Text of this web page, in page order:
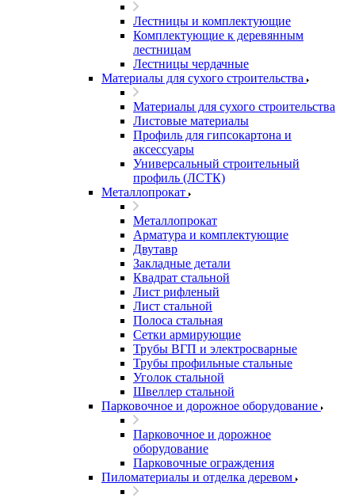
Лестницы и комплектующие
Комплектующие к деревянным
лестницам
Лестницы чердачные
Материалы для сухого строительства
Материалы для сухого строительства
Листовые материалы
Профиль для гипсокартона и
аксессуары
Универсальный строительный
профиль (ЛСТК)
Металлопрокат
Металлопрокат
Арматура и комплектующие
Двутавр
Закладные детали
Квадрат стальной
Лист рифленый
Лист стальной
Полоса стальная
Сетки армирующие
Трубы ВГП и электросварные
Трубы профильные стальные
Уголок стальной
Швеллер стальной
Парковочное и дорожное оборудование
Парковочное и дорожное
оборудование
Парковочные ограждения
Пиломатериалы и отделка деревом